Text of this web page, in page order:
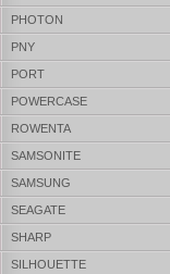
PHOTON
PNY
PORT
POWERCASE
ROWENTA
SAMSONITE
SAMSUNG
SEAGATE
SHARP
SILHOUETTE